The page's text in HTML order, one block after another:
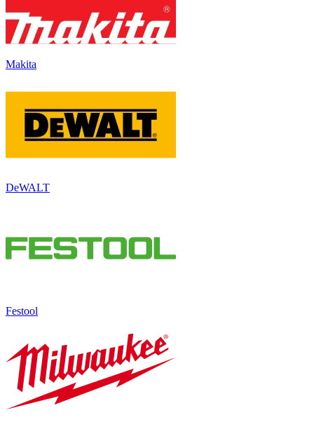
Makita
DeWALT
Festool